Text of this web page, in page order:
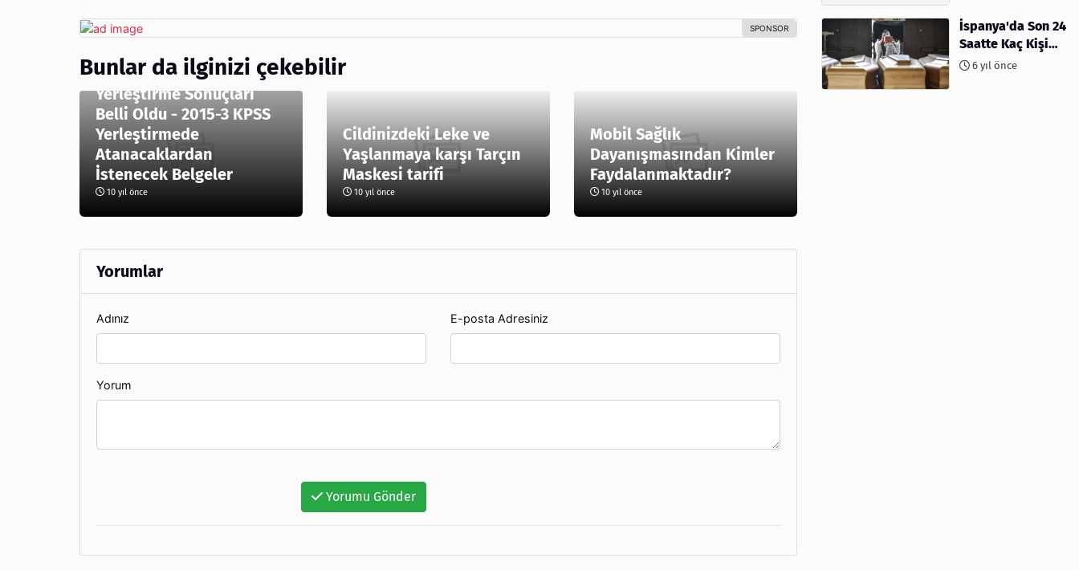
Bunlar da ilginizi çekebilir
2015-3 Sağlık Personeli
Yerleştirme Sonuçları
Belli Oldu - 2015-3 KPSS
Yerleştirmede
Atanacaklardan
İstenecek Belgeler
10 yıl önce
Cildinizdeki Leke ve
Yaşlanmaya karşı Tarçın
Maskesi tarifi
10 yıl önce
Mobil Sağlık
Dayanışmasından Kimler
Faydalanmaktadır?
10 yıl önce
Yorumlar
Adınız E-posta Adresiniz
Yorum
Yorumu Gönder
İspanya'da Son 24
Saatte Kaç Kişi
Öldü6 yıl önce